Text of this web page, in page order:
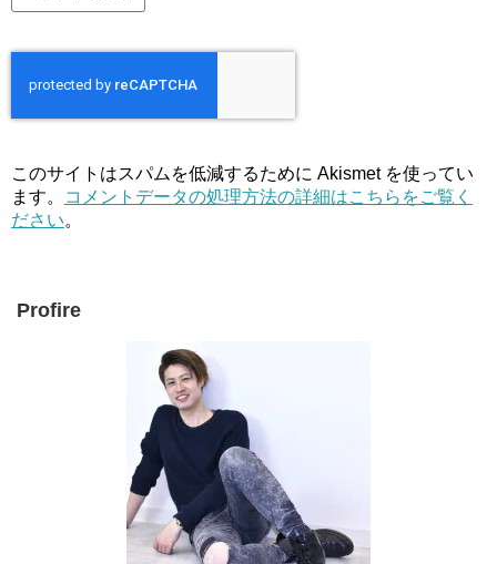
このサイトはスパムを低減するために Akismet を使ってい
ます。
コメントデータの処理方法の詳細はこちらをご覧く
ださい。
Profire